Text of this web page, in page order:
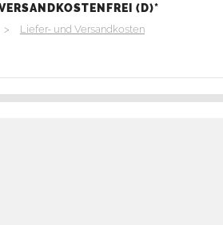
(D)*
> Liefer- und Versandkosten